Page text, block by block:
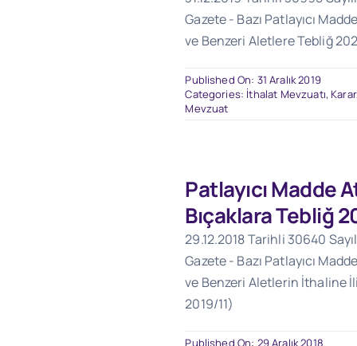
Gazete - Bazı Patlayıcı
ve Benzeri Aletlere Tebliğ
Published On: 31 Aralık 2019
Categories: İthalat Mevzuatı,
Mevzuat
Patlayıcı Madde
Bıçaklara Tebliğ
29.12.2018 Tarihli 30640
Gazete - Bazı Patlayıcı
ve Benzeri Aletlerin İthaline
2019/11)
Published On: 29 Aralık 2018